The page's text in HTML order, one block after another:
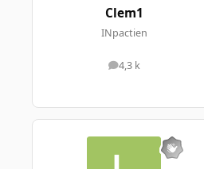
Clem1
INpactien
4,3 k
messages